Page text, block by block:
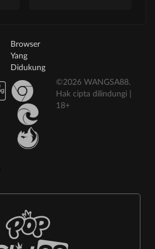
Browser
Yang
Didukung
©2026 WANGSA88.
Hak cipta dilindungi |
18+